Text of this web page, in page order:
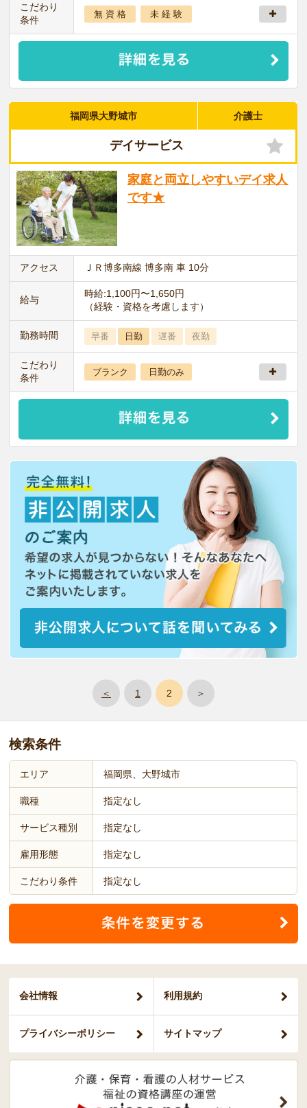
こだわり
条件
無 資 格 未 経 験
福岡県大野城市 介護士
デイサービス
家庭と両立しやすいデイ求人
です★
アクセス ＪＲ博多南線 博多南 車 10分
給与
時給:1,100円〜1,650円
（経験・資格を考慮します）
勤務時間 早番 日勤 遅番 夜勤
こだわり
条件
ブランク 日勤のみ
＜ 1 2 ＞
検索条件
エリア 福岡県、大野城市
職種 指定なし
サービス種別 指定なし
雇用形態 指定なし
こだわり条件 指定なし
会社情報 利用規約
プライバシーポリシー サイトマップ